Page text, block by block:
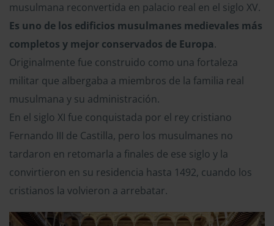
musulmana reconvertida en palacio real en el siglo XV.
Es uno de los edificios musulmanes medievales más
completos y mejor conservados de Europa.
Originalmente fue construido como una fortaleza
militar que albergaba a miembros de la familia real
musulmana y su administración.
En el siglo XI fue conquistada por el rey cristiano
Fernando III de Castilla, pero los musulmanes no
tardaron en retomarla a finales de ese siglo y la
convirtieron en su residencia hasta 1492, cuando los
cristianos la volvieron a arrebatar.